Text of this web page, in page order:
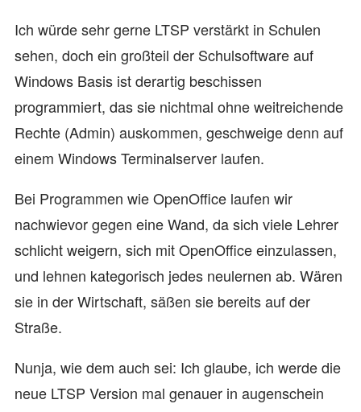
Ich würde sehr gerne LTSP verstärkt in Schulen
sehen, doch ein großteil der Schulsoftware auf
Windows Basis ist derartig beschissen
programmiert, das sie nichtmal ohne weitreichende
Rechte (Admin) auskommen, geschweige denn auf
einem Windows Terminalserver laufen.
Bei Programmen wie OpenOffice laufen wir
nachwievor gegen eine Wand, da sich viele Lehrer
schlicht weigern, sich mit OpenOffice einzulassen,
und lehnen kategorisch jedes neulernen ab. Wären
sie in der Wirtschaft, säßen sie bereits auf der
Straße.
Nunja, wie dem auch sei: Ich glaube, ich werde die
neue LTSP Version mal genauer in augenschein